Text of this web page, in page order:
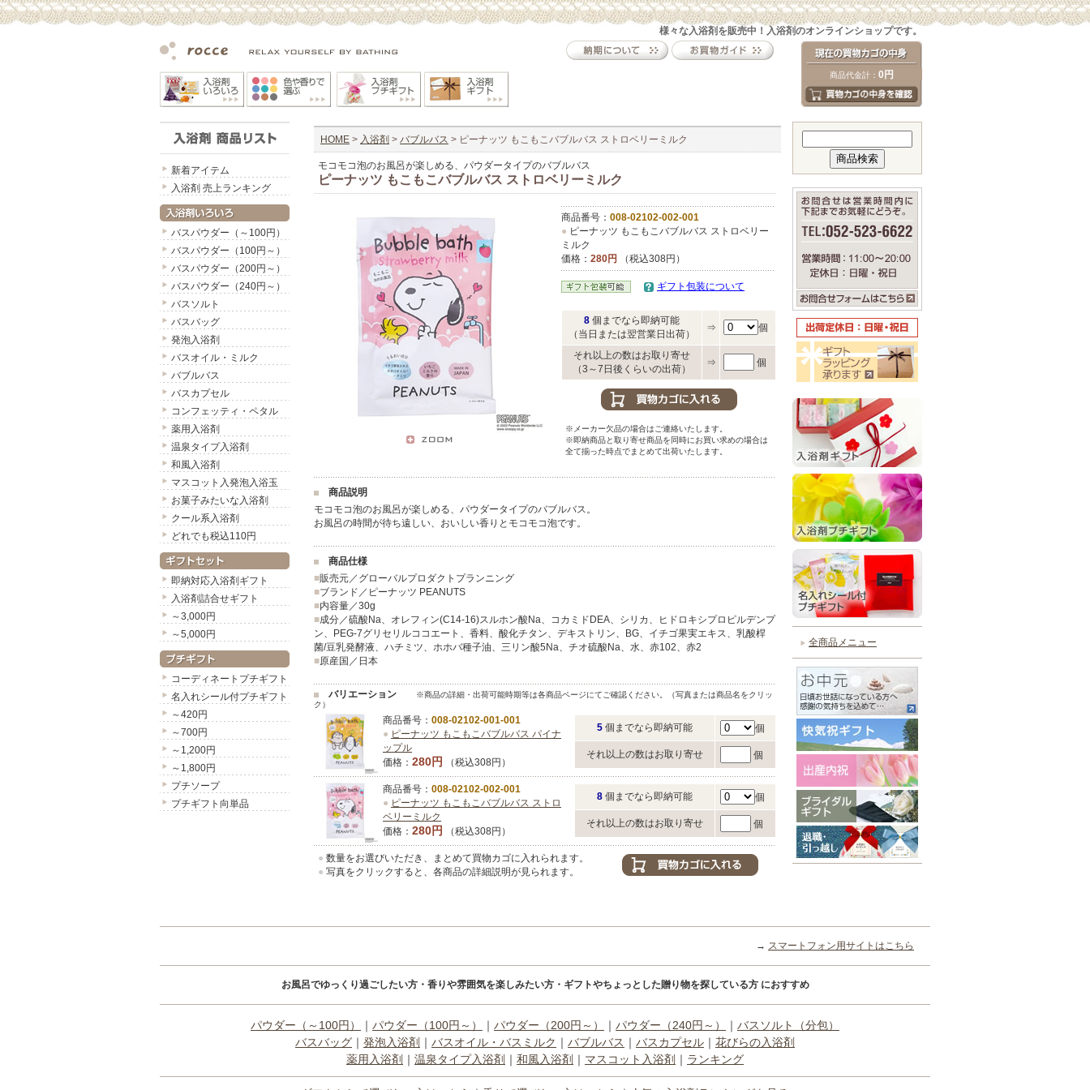
様々な入浴剤を販売中！入浴剤のオンラインショップです。
商品代金計： 0円
新着アイテム
入浴剤 売上ランキング
バスパウダー（～100円）
バスパウダー（100円～）
バスパウダー（200円～）
バスパウダー（240円～）
バスソルト
バスバッグ
発泡入浴剤
バスオイル・ミルク
バブルバス
バスカプセル
コンフェッティ・ペタル
薬用入浴剤
温泉タイプ入浴剤
和風入浴剤
マスコット入発泡入浴玉
お菓子みたいな入浴剤
クール系入浴剤
どれでも税込110円
即納対応入浴剤ギフト
入浴剤詰合せギフト
～3,000円
～5,000円
コーディネートプチギフト
名入れシール付プチギフト
～420円
～700円
～1,200円
～1,800円
プチソープ
プチギフト向単品
HOME > 入浴剤 > バブルバス > ピーナッツ もこもこバブルバス ストロベリーミルク
モコモコ泡のお風呂が楽しめる、パウダータイプのバブルバス
ピーナッツ もこもこバブルバス ストロベリーミルク
商品番号： 008-02102-002-001
● ピーナッツ もこもこバブルバス ストロベリー
ミルク
価格： 280円 （税込308円）
ギフト包装について
8 個までなら即納可能
（当日または翌営業日出荷）
⇒ 個
それ以上の数はお取り寄せ
（3～7日後くらいの出荷）
⇒ 個
※メーカー欠品の場合はご連絡いたします。
※即納商品と取り寄せ商品を同時にお買い求めの場合は
全て揃った時点でまとめて出荷いたします。
商品説明
モコモコ泡のお風呂が楽しめる、パウダータイプのバブルバス。
お風呂の時間が待ち遠しい、おいしい香りとモコモコ泡です。
商品仕様
■販売元／グローバルプロダクトプランニング
■ブランド／ピーナッツ PEANUTS
■内容量／30g
■成分／硫酸Na、オレフィン(C14-16)スルホン酸Na、コカミドDEA、シリカ、ヒドロキシプロピルデンプ
ン、PEG-7グリセリルココエート、香料、酸化チタン、デキストリン、BG、イチゴ果実エキス、乳酸桿
菌/豆乳発酵液、ハチミツ、ホホバ種子油、三リン酸5Na、チオ硫酸Na、水、赤102、赤2
■原産国／日本
バリエーション
※商品の詳細・出荷可能時期等は各商品ページにてご確認ください。（写真または商品名をクリッ
ク）
商品番号： 008-02102-001-001
● ピーナッツ もこもこバブルバス パイナ
ップル
価格： 280円 （税込308円）
5 個までなら即納可能 個
それ以上の数はお取り寄せ 個
商品番号： 008-02102-002-001
● ピーナッツ もこもこバブルバス ストロ
ベリーミルク
価格： 280円 （税込308円）
8 個までなら即納可能 個
それ以上の数はお取り寄せ 個
● 数量をお選びいただき、まとめて買物カゴに入れられます。
● 写真をクリックすると、各商品の詳細説明が見られます。
全商品メニュー
→ スマートフォン用サイトはこちら
お風呂でゆっくり過ごしたい方・香りや雰囲気を楽しみたい方・ギフトやちょっとした贈り物を探している方 におすすめ
パウダー（～100円） ｜ パウダー（100円～） ｜ パウダー（200円～） ｜ パウダー（240円～） ｜ バスソルト（分包）
バスバッグ ｜ 発泡入浴剤 ｜ バスオイル・バスミルク ｜ バブルバス ｜ バスカプセル ｜ 花びらの入浴剤
薬用入浴剤 ｜ 温泉タイプ入浴剤 ｜ 和風入浴剤 ｜ マスコット入浴剤 ｜ ランキング